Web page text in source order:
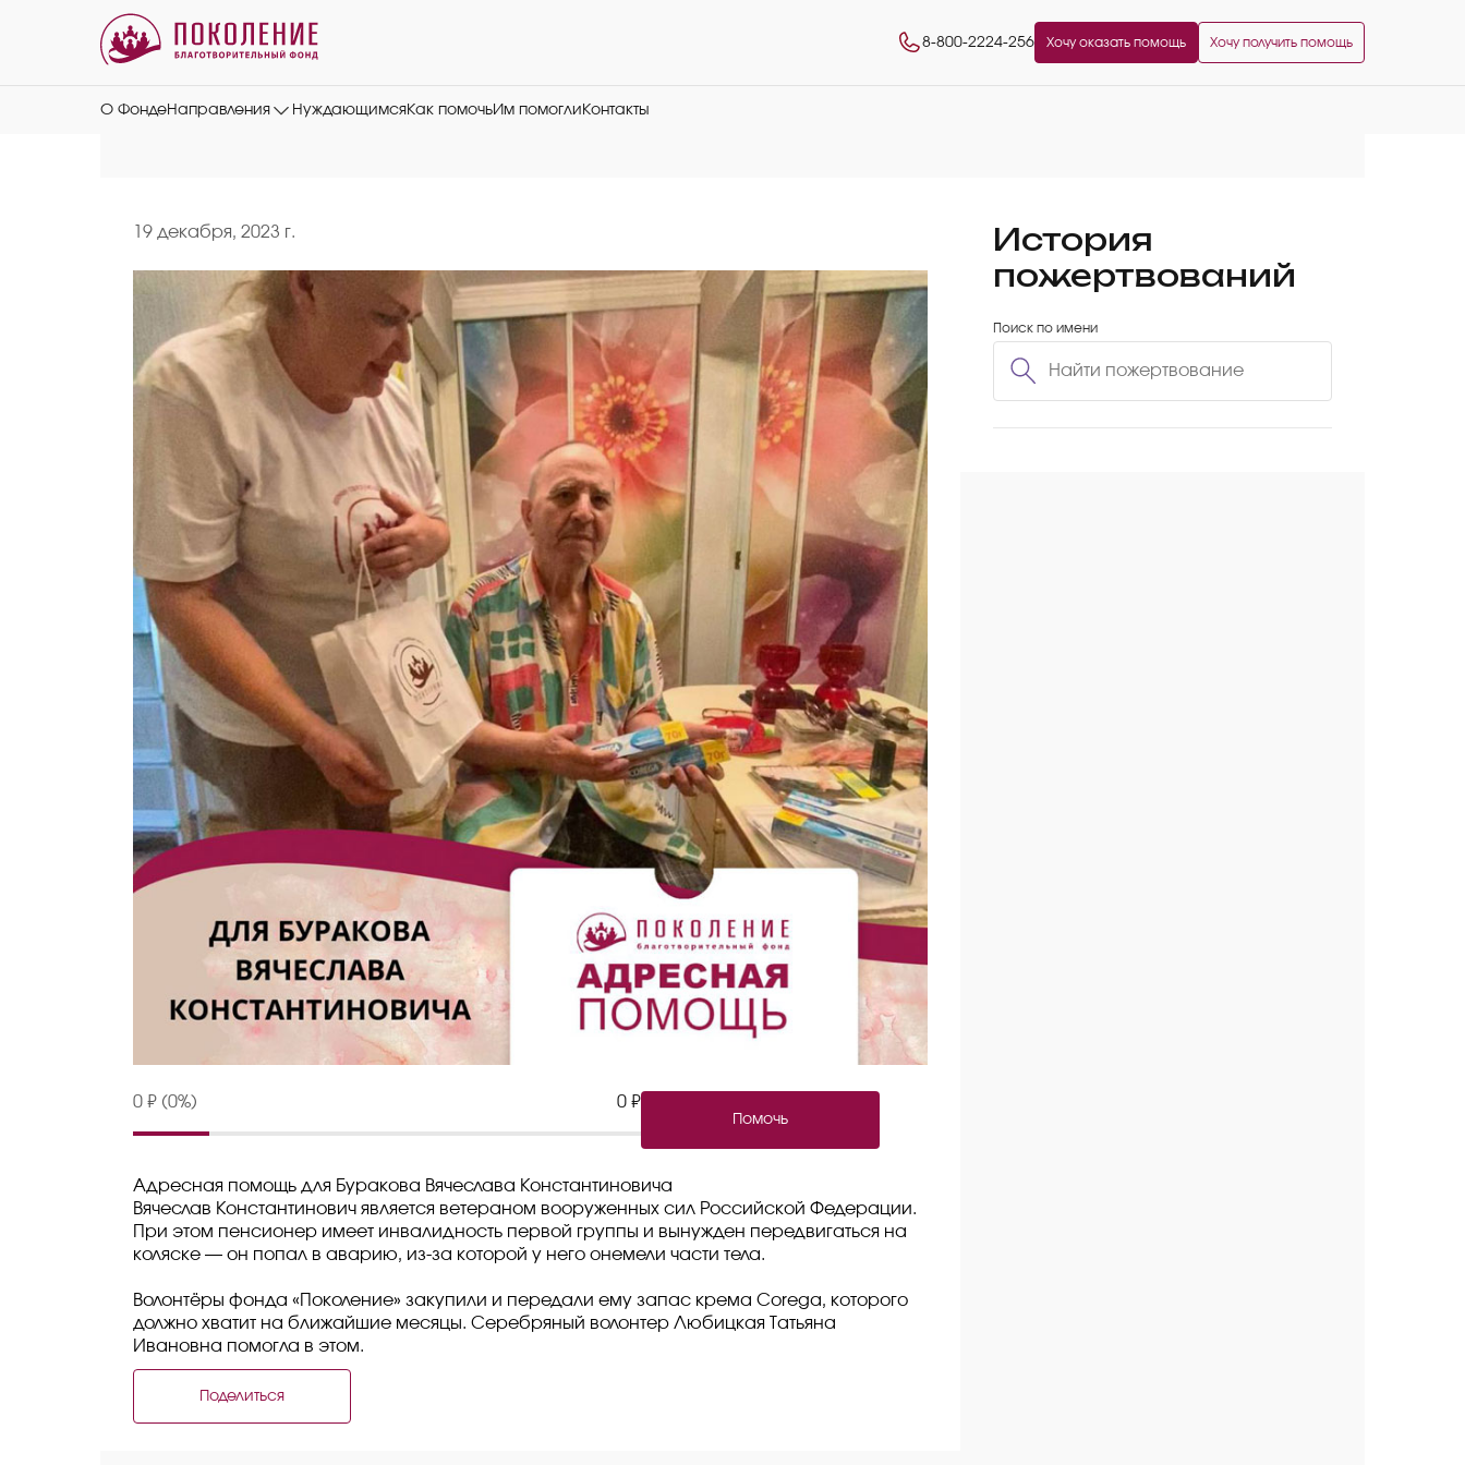
8-800-2224-256 Хочу оказать помощь Хочу получить помощь
О ФондеНаправления НуждающимсяКак помочьИм помогли Контакты
19 декабря, 2023 г.
0 ₽ (0%) 0 ₽
Помочь
Адресная помощь для Буракова Вячеслава Константиновича
Вячеслав Константинович является ветераном вооруженных сил Российской Федерации.
При этом пенсионер имеет инвалидность первой группы и вынужден передвигаться на
коляске — он попал в аварию, из-за которой у него онемели части тела.
Волонтёры фонда «Поколение» закупили и передали ему запас крема Corega, которого
должно хватит на ближайшие месяцы. Серебряный волонтер Любицкая Татьяна
Ивановна помогла в этом.
Поделиться
История
пожертвований
Поиск по имени